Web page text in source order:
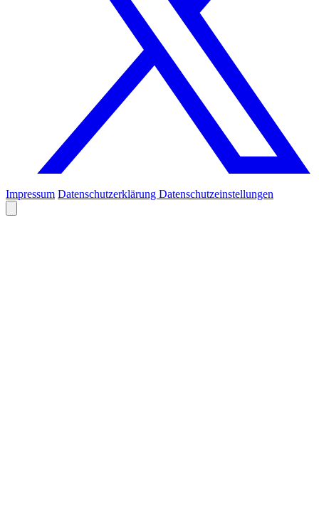
Impressum Datenschutzerklärung Datenschutzeinstellungen